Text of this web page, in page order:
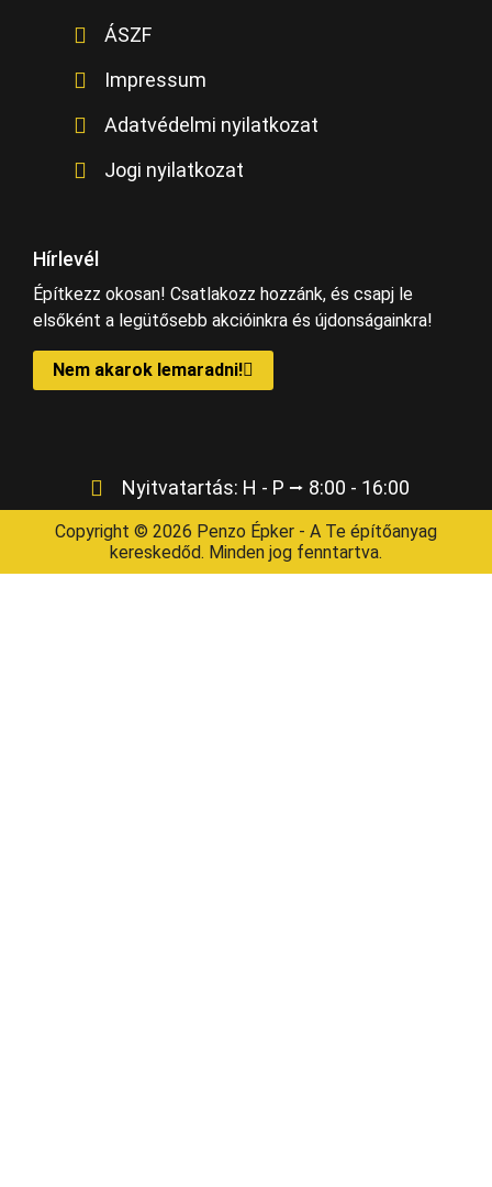
ÁSZF
Impressum
Adatvédelmi nyilatkozat
Jogi nyilatkozat
Hírlevél
Építkezz okosan! Csatlakozz hozzánk, és csapj le
elsőként a legütősebb akcióinkra és újdonságainkra!
Nem akarok lemaradni!
Nyitvatartás: H - P ⭢ 8:00 - 16:00
Copyright © 2026 Penzo Épker - A Te építőanyag
kereskedőd. Minden jog fenntartva.